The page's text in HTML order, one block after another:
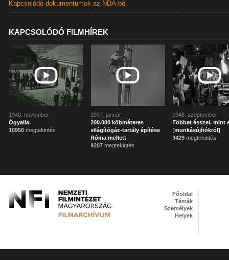
Kapcsolódó dokumentumok az NDA-ból
KAPCSOLÓDÓ FILMHÍREK
1940. november
Ógyalla.
10956 megtekintés
1937. január
200.000 köbméteres
világítógáz-tartály építése
Róma mellett
9207 megtekintés
1948. szeptember
Többet ésszel, mint
[munkásújítókról]
9429 megtekintés
Főoldal
Témák
Személyek
Helyek